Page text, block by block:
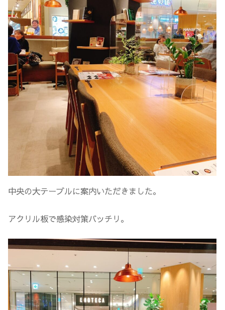
中央の大テーブルに案内いただきました。
アクリル板で感染対策バッチリ。